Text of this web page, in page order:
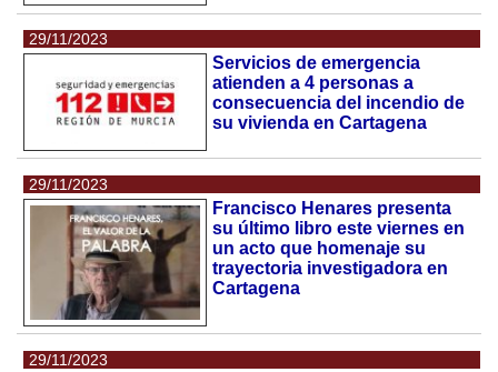
29/11/2023
Servicios de emergencia
atienden a 4 personas a
consecuencia del incendio de
su vivienda en Cartagena
29/11/2023
Francisco Henares presenta
su último libro este viernes en
un acto que homenaje su
trayectoria investigadora en
Cartagena
29/11/2023